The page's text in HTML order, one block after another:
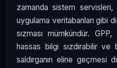
zamanda sistem servisleri,
uygulama veritabanları gibi
sızması mümkündür.
hassas bilgi sızdırabilir
saldırganın eline geçmesi